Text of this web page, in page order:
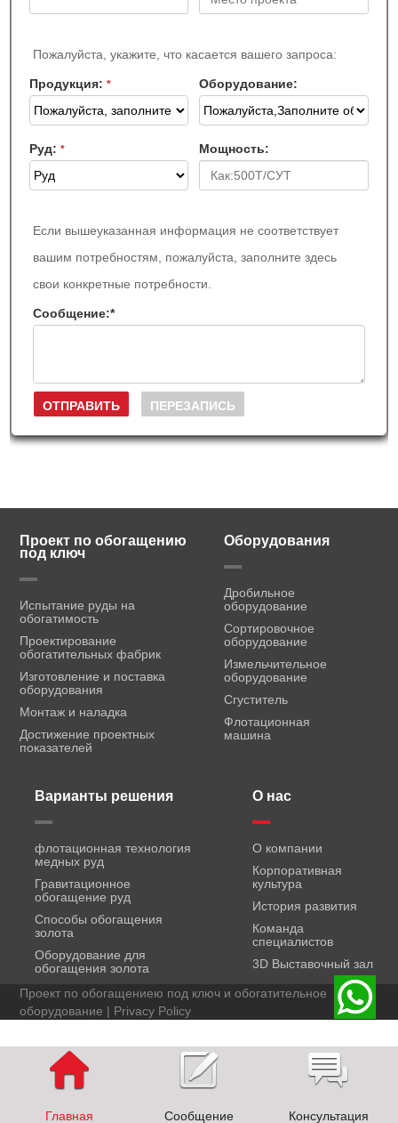
Пожалуйста, укажите, что касается вашего запроса:
Продукция:* Оборудование:
Руд:* Мощность:
Если вышеуказанная информация не соответствует
вашим потребностям, пожалуйста, заполните здесь
свои конкретные потребности.
Сообщение:*
Проект по обогащению
под ключ
Испытание руды на
обогатимость
Проектирование
обогатительных фабрик
Изготовление и поставка
оборудования
Монтаж и наладка
Достижение проектных
показателей
Оборудования
Дробильное
оборудование
Сортировочное
оборудование
Измельчительное
оборудование
Сгуститель
Флотационная
машина
Варианты решения
флотационная технология
медных руд
Гравитационное
обогащение руд
Способы обогащения
золота
Оборудование для
обогащения золота
О нас
О компании
Корпоративная
культура
История развития
Команда
специалистов
3D Выставочный зал
Проект по обогащениею под ключ и обогатительное
оборудование | Privacy Policy
Главная Сообщение Консультация